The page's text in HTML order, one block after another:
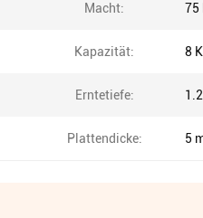
Macht: 75
Kapazität: 8
Erntetiefe:
Plattendicke: 5